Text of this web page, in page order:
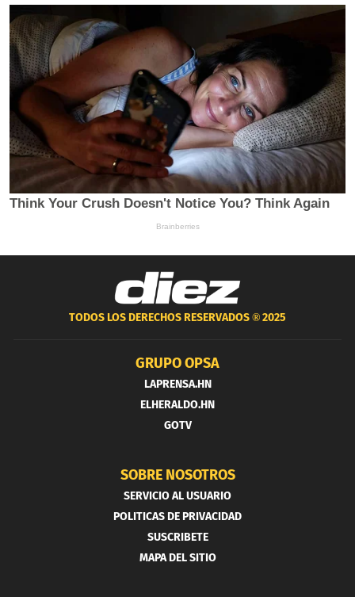
TODOS LOS DERECHOS RESERVADOS ®2025
GRUPO OPSA
LAPRENSA.HN
ELHERALDO.HN
GOTV
SOBRE NOSOTROS
SERVICIO AL USUARIO
POLITICAS DE PRIVACIDAD
SUSCRIBETE
MAPA DEL SITIO